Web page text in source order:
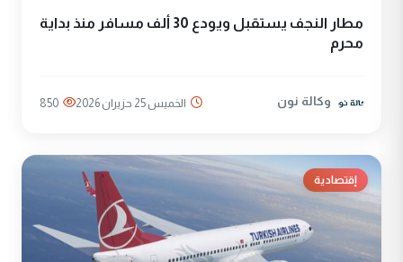
مطار النجف يستقبل ويودع 30 ألف مسافر منذ بداية
محرم
وكالة نون الخميس 25 حزيران 2026 850
إقتصادية